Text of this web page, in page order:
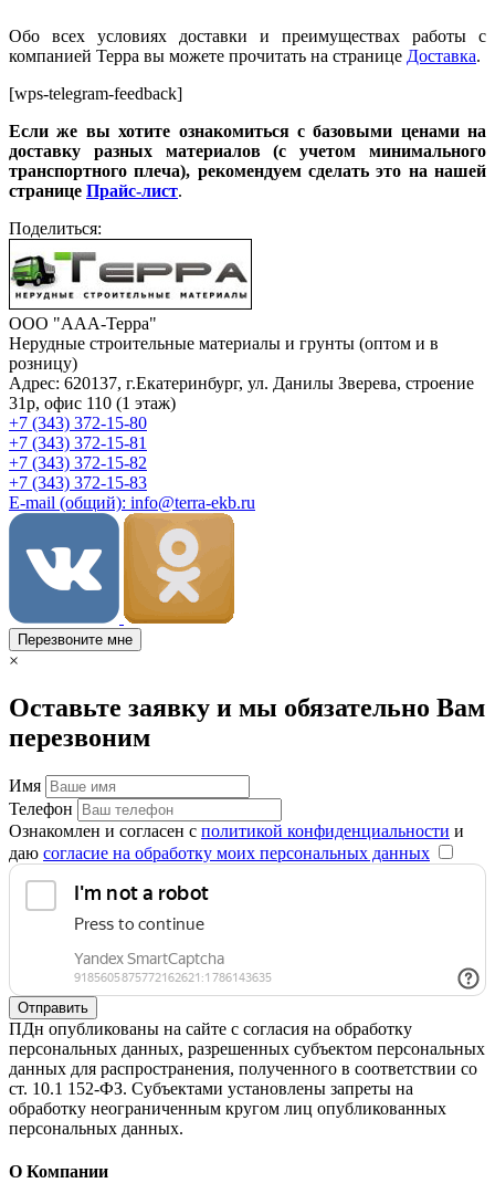
Обо всех условиях доставки и преимуществах работы с
компанией Терра вы можете прочитать на странице Доставка.
[wps-telegram-feedback]
Если же вы хотите ознакомиться с базовыми ценами на
доставку разных материалов (с учетом минимального
транспортного плеча), рекомендуем сделать это на нашей
странице Прайс-лист.
Поделиться:
ООО "ААА-Терра"
Нерудные строительные материалы и грунты (оптом и в
розницу)
Адрес: 620137, г.Екатеринбург, ул. Данилы Зверева, строение
31р, офис 110 (1 этаж)
+7 (343) 372-15-80
+7 (343) 372-15-81
+7 (343) 372-15-82
+7 (343) 372-15-83
E-mail (общий): info@terra-ekb.ru
Перезвоните мне
×
Оставьте заявку и мы обязательно Вам
перезвоним
Имя
Телефон
Ознакомлен и согласен с политикой конфиденциальности и
даю согласие на обработку моих персональных данных
Отправить
ПДн опубликованы на сайте с согласия на обработку
персональных данных, разрешенных субъектом персональных
данных для распространения, полученного в соответствии со
ст. 10.1 152-ФЗ. Субъектами установлены запреты на
обработку неограниченным кругом лиц опубликованных
персональных данных.
О Компании